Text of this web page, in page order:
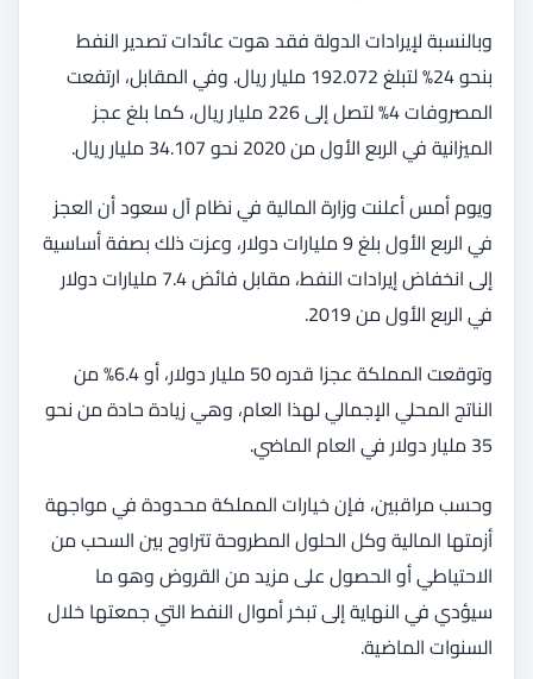
وبالنسبة لإيرادات الدولة فقد هوت عائدات تصدير النفط
بنحو 24% لتبلغ 192.072 مليار ريال. وفي المقابل، ارتفعت
المصروفات 4% لتصل إلى 226 مليار ريال، كما بلغ عجز
الميزانية في الربع الأول من 2020 نحو 34.107 مليار ريال.
ويوم أمس أعلنت وزارة المالية في نظام آل سعود أن العجز
في الربع الأول بلغ 9 مليارات دولار، وعزت ذلك بصفة أساسية
إلى انخفاض إيرادات النفط، مقابل فائض 7.4 مليارات دولار
في الربع الأول من 2019.
وتوقعت المملكة عجزا قدره 50 مليار دولار، أو 6.4% من
الناتج المحلي الإجمالي لهذا العام، وهي زيادة حادة من نحو
35 مليار دولار في العام الماضي.
وحسب مراقبين، فإن خيارات المملكة محدودة في مواجهة
أزمتها المالية وكل الحلول المطروحة تتراوح بين السحب من
الاحتياطي أو الحصول على مزيد من القروض وهو ما
سيؤدي في النهاية إلى تبخر أموال النفط التي جمعتها خلال
السنوات الماضية.